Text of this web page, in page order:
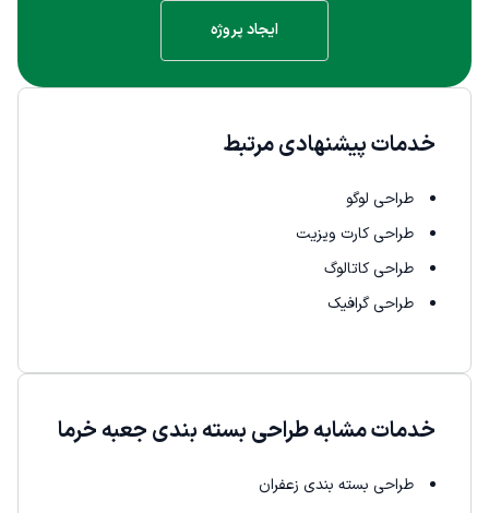
ایجاد پروژه
خدمات مشابه طراحی بسته بندی جعبه خرما
طراحی بسته بندی زعفران
خدمات پیشنهادی مرتبط
طراحی لوگو
طراحی کارت ویزیت
طراحی کاتالوگ
طراحی گرافیک